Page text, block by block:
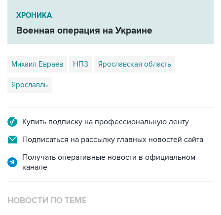
ХРОНИКА
Военная операция на Украине
Михаил Евраев НПЗ Ярославская область
Ярославль
Купить подписку на профессиональную ленту
Подписаться на рассылку главных новостей сайта
Получать оперативные новости в официальном
канале
НОВОСТИ ПО ТЕМЕ